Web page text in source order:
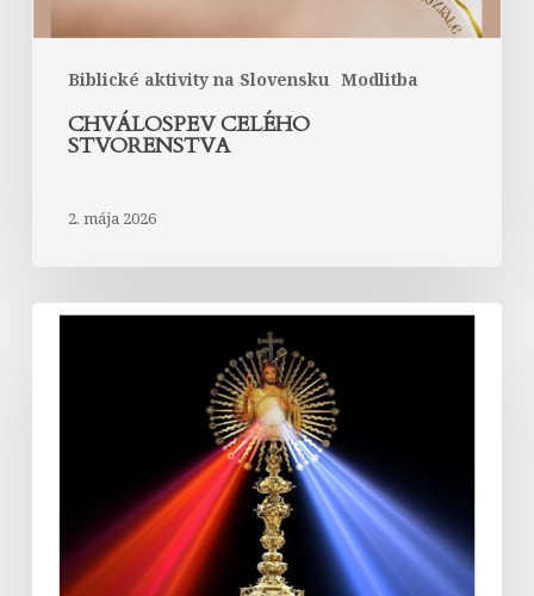
Biblické aktivity na Slovensku Modlitba
CHVÁLOSPEV CELÉHO
STVORENSTVA
2. mája 2026
Nedeľa